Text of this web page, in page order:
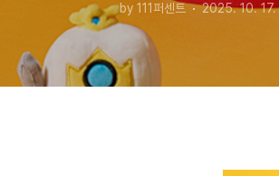
by 111퍼센트 2025. 10. 17.